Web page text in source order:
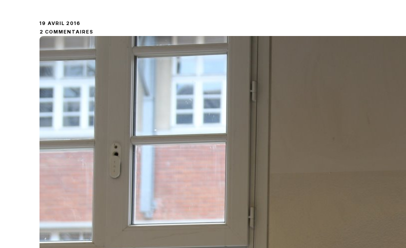
19 AVRIL 2016
2 COMMENTAIRES
CULINAIRE
POUR